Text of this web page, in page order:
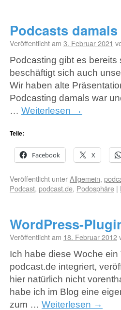
Podcasts
Veröffentlicht am 3. Februar 2021
Podcasting gibt es
beschäftigt sich auch
Wir haben alte
Podcasting damals war
… Weiterlesen →
Teile:
Facebook X
Veröffentlicht unterAllgemein,
Podcast, podcast.de, Podosphäre |
WordPress-
Veröffentlicht am 18. Februar 2012
Ich habe diese Woche
podcast.de integriert,
hier natürlich nicht
habe ich im Blog eine
zum … Weiterlesen →